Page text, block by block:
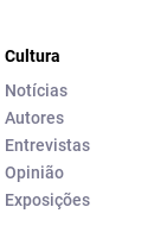
Cultura
Notícias
Autores
Entrevistas
Opinião
Exposições